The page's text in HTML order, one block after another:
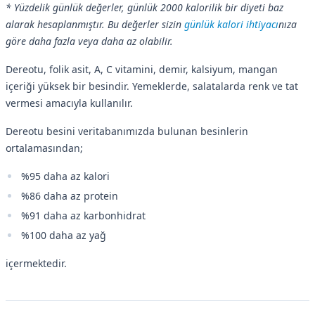
* Yüzdelik günlük değerler, günlük 2000 kalorilik bir diyeti baz
alarak hesaplanmıştır. Bu değerler sizin günlük kalori ihtiyacınıza
göre daha fazla veya daha az olabilir.
Dereotu, folik asit, A, C vitamini, demir, kalsiyum, mangan
içeriği yüksek bir besindir. Yemeklerde, salatalarda renk ve tat
vermesi amacıyla kullanılır.
Dereotu besini veritabanımızda bulunan besinlerin
ortalamasından;
%95 daha az kalori
%86 daha az protein
%91 daha az karbonhidrat
%100 daha az yağ
içermektedir.